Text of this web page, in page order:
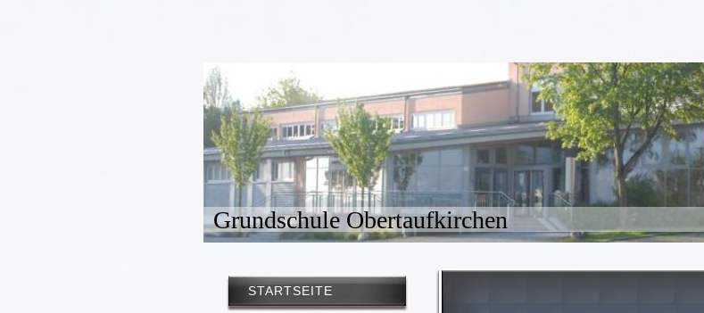
Grundschule Obertaufkirchen
STARTSEITE